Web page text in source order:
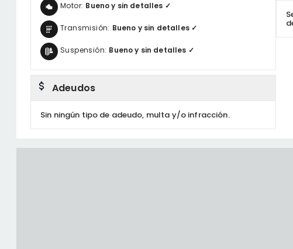
Motor: Bueno y sin detalles ✓
Transmisión: Bueno y sin detalles ✓
Suspensión: Bueno y sin detalles ✓
Adeudos
Sin ningún tipo de adeudo, multa y/o infracción.